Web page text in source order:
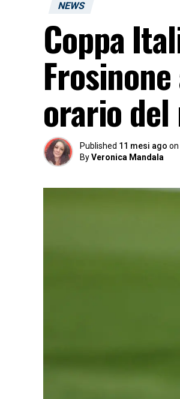
NEWS
Coppa
orario
Published 11 mesi ago on
ByVeronica Mandala